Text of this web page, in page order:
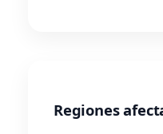
Regiones